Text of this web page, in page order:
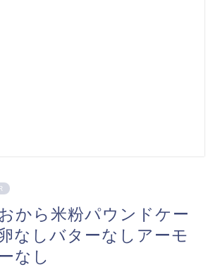
から米粉パウンドケー
なしバターなしアーモ
なし